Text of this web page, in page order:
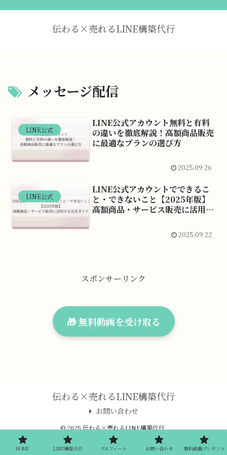
伝わる×売れるLINE構築代行
メッセージ配信
LINE公式
LINE公式アカウント無料と有料
の違いを徹底解説！高額商品販売
に最適なプランの選び方
2025.09.26
LINE公式
LINE公式アカウントでできるこ
と・できないこと【2025年版】
高額商品・サービス販売に活用す
2025.09.22
スポンサーリンク
🎁 無料動画を受け取る
伝わる×売れるLINE構築代行
お問い合わせ
© 2025 伝わる×売れるLINE構築代行.
HOME LINE構築代行 プロフィール お問い合わせ 無料動画プレゼント